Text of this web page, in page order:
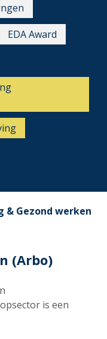
EDA Award
& Gezond werken
(Arbo)
is een